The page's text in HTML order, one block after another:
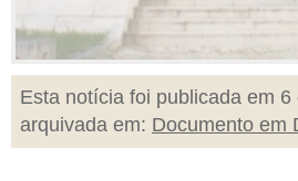
Esta notícia foi publicada em
arquivada em: Documento em